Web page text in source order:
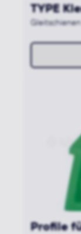
TYPE
Profile